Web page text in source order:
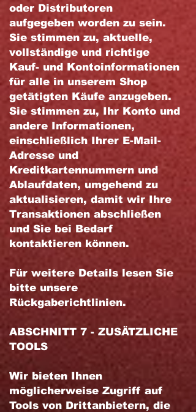
oder Distributoren
aufgegeben worden zu sein.
Sie stimmen zu, aktuelle,
vollständige und richtige
Kauf- und Kontoinformationen
für alle in unserem Shop
getätigten Käufe anzugeben.
Sie stimmen zu, Ihr Konto und
andere Informationen,
einschließlich Ihrer E-Mail-
Adresse und
Kreditkartennummern und
Ablaufdaten, umgehend zu
aktualisieren, damit wir Ihre
Transaktionen abschließen
und Sie bei Bedarf
kontaktieren können.
Für weitere Details lesen Sie
bitte unsere
Rückgaberichtlinien.
ABSCHNITT 7 - ZUSÄTZLICHE
TOOLS
Wir bieten Ihnen
möglicherweise Zugriff auf
Tools von Drittanbietern, die